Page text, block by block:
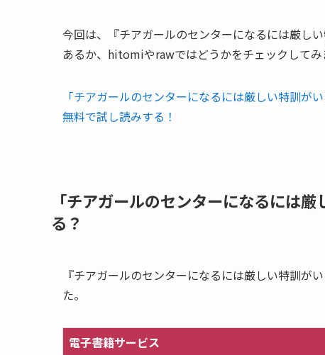
今回は、『チアガールのセンターになるには厳し
あるか、hitomiやrawではどうかをチェックしてみ
「チアガールのセンターになるには厳しい特訓が
無料で試し読みする！
「チアガールのセンターになるには
る？
『チアガールのセンターになるには厳しい特訓が
た。
電子書籍サービス